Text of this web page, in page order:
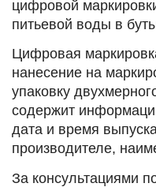
цифровой
питьевой воды в
Цифровая
нанесение на
упаковку
содержит
дата и время
производителе,
За консультациями